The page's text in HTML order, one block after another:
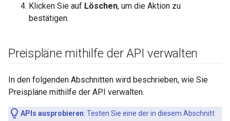
Klicken Sie auf Löschen, um die Aktion zu
bestätigen.
Preispläne mithilfe der API verwalten
In den folgenden Abschnitten wird beschrieben, wie Sie
Preispläne mithilfe der API verwalten.
APIs ausprobieren: Testen Sie eine der in diesem Abschnitt